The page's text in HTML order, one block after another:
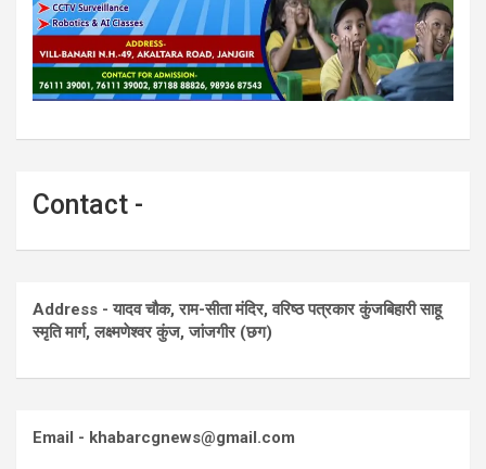
Contact -
Address - यादव चौक, राम-सीता मंदिर, वरिष्ठ पत्रकार कुंजबिहारी साहू
स्मृति मार्ग, लक्ष्मणेश्वर कुंज, जांजगीर (छग)
Email - khabarcgnews@gmail.com